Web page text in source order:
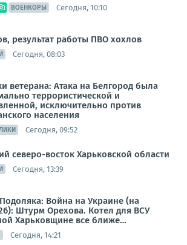
ВОЕНКОРЫ Сегодня, 10:10
результат работы ПВО хохлов
Сегодня, 08:03
ветерана: Атака на Белгород была
террористической и
исключительно против
населения
Сегодня, 09:52
северо-восток Харьковской области
Сегодня, 13:39
Война на Украине (на
Штурм Орехова. Котел для ВСУ
Харьковщине все ближе…
Сегодня, 14:21